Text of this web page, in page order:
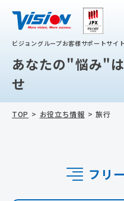
ビジョングループお客様サポートサイト
あなたの"悩み"
せ
TOP お役立ち情報 旅行
フリ